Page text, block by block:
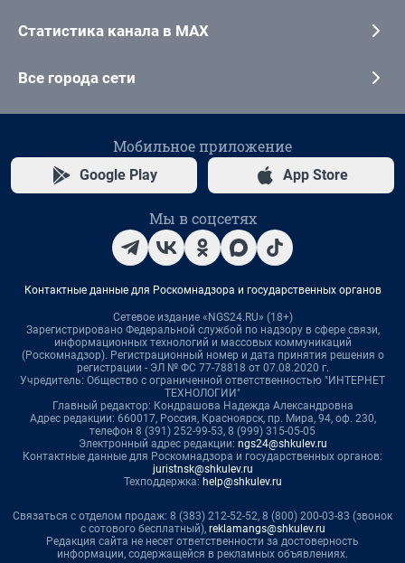
Статистика канала в MAX
Все города сети
Мобильное приложение
Google Play App Store
Мы в соцсетях
Контактные данные для Роскомнадзора и государственных органов
Сетевое издание «NGS24.RU» (18+)
Зарегистрировано Федеральной службой по надзору в сфере связи,
информационных технологий и массовых коммуникаций
(Роскомнадзор). Регистрационный номер и дата принятия решения о
регистрации - ЭЛ № ФС 77-78818 от 07.08.2020 г.
Учредитель: Общество с ограниченной ответственностью "ИНТЕРНЕТ
ТЕХНОЛОГИИ"
Главный редактор: Кондрашова Надежда Александровна
Адрес редакции: 660017, Россия, Красноярск, пр. Мира, 94, оф. 230,
телефон 8 (391) 252-99-53, 8 (999) 315-05-05
Электронный адрес редакции: ngs24@shkulev.ru
Контактные данные для Роскомнадзора и государственных органов:
juristnsk@shkulev.ru
Техподдержка: help@shkulev.ru
Связаться с отделом продаж: 8 (383) 212-52-52, 8 (800) 200-03-83 (звонок
с сотового бесплатный), reklamangs@shkulev.ru
Редакция сайта не несет ответственности за достоверность
информации, содержащейся в рекламных объявлениях.